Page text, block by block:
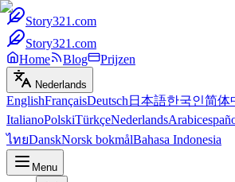
Story321.com
Story321.com
Home
Blog Prijzen
Nederlands
EnglishFrançaisDeutsch 日本語한국인简体
ItalianoPolskiTürkçeNederlandsArabic
ไทยDanskNorsk bokmålBahasa Indonesia
Menu